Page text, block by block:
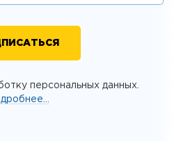
персональных данных.